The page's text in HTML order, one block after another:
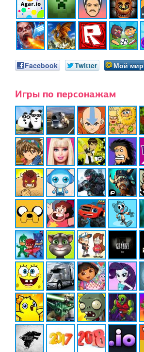
Facebook Twitter Мой мир
Игры по персонажам